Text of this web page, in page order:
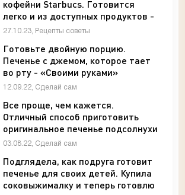
кофейни Starbucs. Готовится
легко и из доступных продуктов -
«Рецепты советы»
27.10.23, Рецепты советы
Готовьте двойную порцию.
Печенье с джемом, которое тает
во рту - «Своими руками»
12.09.22, Сделай сам
Все проще, чем кажется.
Отличный способ приготовить
оригинальное печенье подсолнухи
- «Своими руками»
03.08.22, Сделай сам
Подглядела, как подруга готовит
печенье для своих детей. Купила
соковыжималку и теперь готовлю